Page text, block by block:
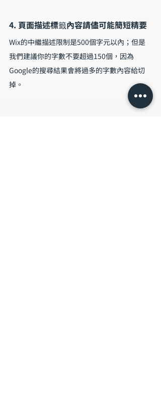
4. 頁面描述標籤內容請儘可能簡短精要
Wix的中繼描述限制是500個字元以內；但是
我們建議你的字數不要超過150個，因為
Google的搜尋結果會將過多的字數內容給切
掉。